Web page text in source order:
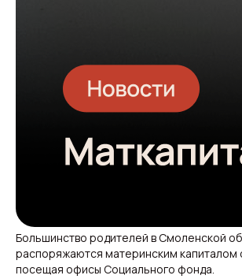
Большинство родителей в Смоленской
распоряжаются материнским капиталом
посещая офисы Социального фонда.